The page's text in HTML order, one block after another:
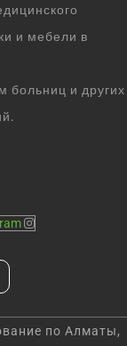
и мебели в
и других
по Алматы,